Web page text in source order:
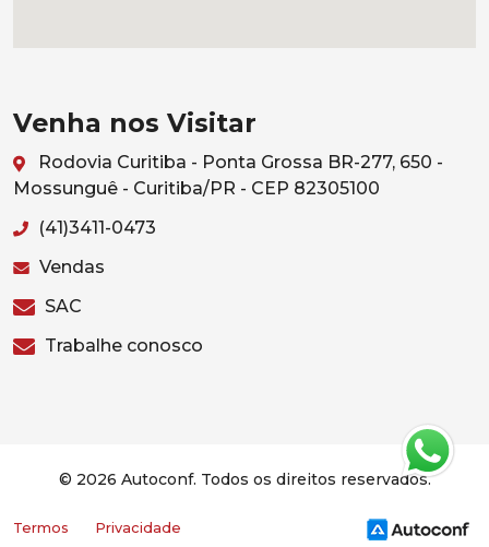
Venha nos Visitar
Rodovia Curitiba - Ponta Grossa BR-277, 650 -
Mossunguê - Curitiba/PR - CEP 82305100
(41)3411-0473
Vendas
SAC
Trabalhe conosco
© 2026 Autoconf. Todos os direitos reservados.
Termos Privacidade